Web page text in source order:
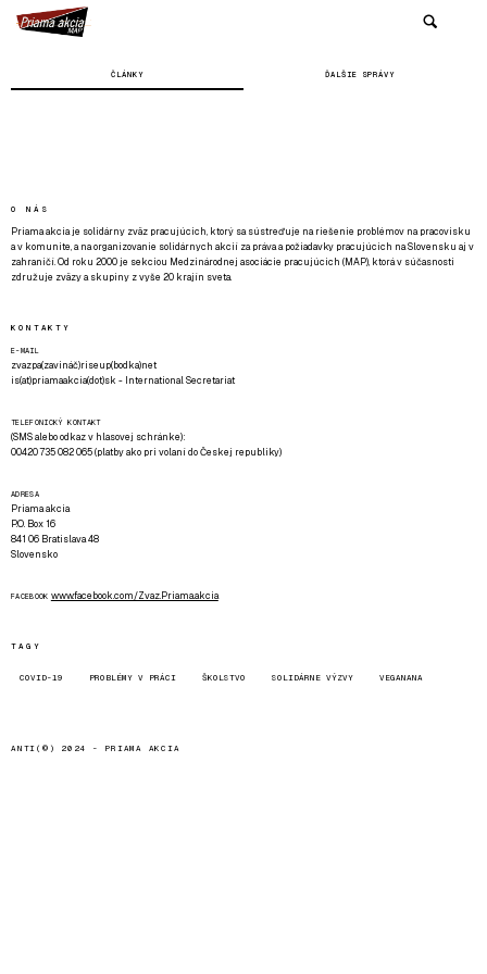
ČLÁNKY ĎALŠIE SPRÁVY
O NÁS
Priama akcia je solidárny zväz pracujúcich, ktorý sa sústreďuje na riešenie problémov na pracovisku
a v komunite, a na organizovanie solidárnych akcií za práva a požiadavky pracujúcich na Slovensku aj v
zahraničí. Od roku 2000 je sekciou Medzinárodnej asociácie pracujúcich (MAP), ktorá v súčasnosti
združuje zväzy a skupiny z vyše 20 krajín sveta.
KONTAKTY
E-MAIL
zvazpa(zavináč)riseup(bodka)net
is(at)priamaakcia(dot)sk - International Secretariat
TELEFONICKÝ KONTAKT
(SMS alebo odkaz v hlasovej schránke):
00420 735 082 065 (platby ako pri volaní do Českej republiky)
ADRESA
Priama akcia
P.O. Box 16
841 06 Bratislava 48
Slovensko
FACEBOOK www.facebook.com/Zvaz.Priama.akcia
TAGY
COVID-19 PROBLÉMY V PRÁCI ŠKOLSTVO SOLIDÁRNE VÝZVY VEGANANA
ANTI(©) 2024 - PRIAMA AKCIA